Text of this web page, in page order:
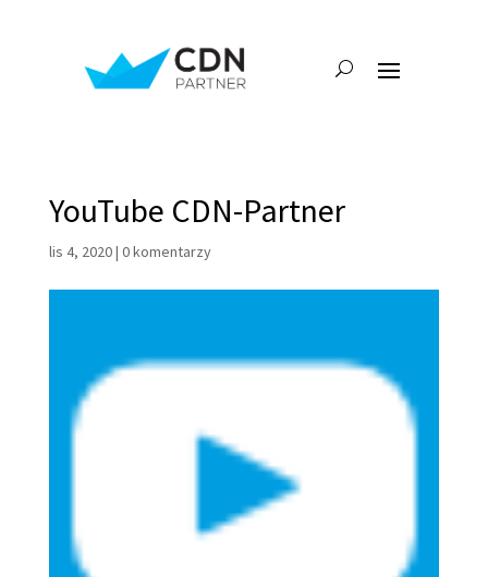
YouTube CDN-Partner
lis 4, 2020| 0 komentarzy